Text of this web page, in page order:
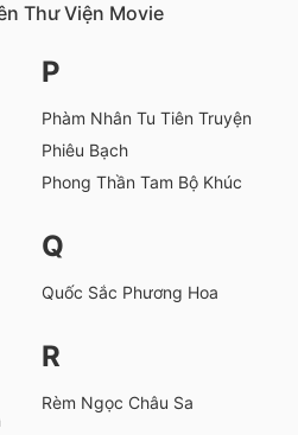
Thư Viện Movie
P
Phàm Nhân Tu Tiên Truyện
Phiêu Bạch
Phong Thần Tam Bộ Khúc
Q
Quốc Sắc Phương Hoa
R
Rèm Ngọc Châu Sa